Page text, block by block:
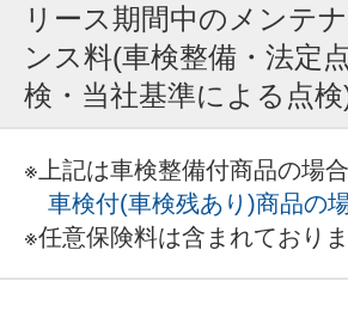
リース期間中のメンテナ
ンス料(車検整備・法定点
検・当社基準による点検
※上記は車検整備付商品の場合
車検付(車検残あり)商品の
※任意保険料は含まれておりま